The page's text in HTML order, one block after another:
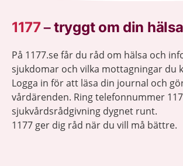
1177–tryggt om din
På 1177.se får du råd om hälsa och
sjukdomar och vilka mottagningar du
Logga in för att läsa din journal och
vårdärenden. Ring telefonnummer
sjukvårdsrådgivning dygnet runt.
1177 ger dig råd när du vill må bättre.